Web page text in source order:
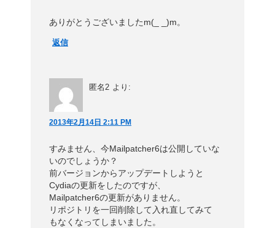
ありがとうございましたm(_ _)m。
返信
匿名2 より:
2013年2月14日 2:11 PM
すみません、今Mailpatcher6は公開していな
いのでしょうか？
前バージョンからアップデートしようと
Cydiaの更新をしたのですが、
Mailpatcher6の更新がありません。
リポジトリを一回削除して入れ直してみて
もなくなってしまいました。